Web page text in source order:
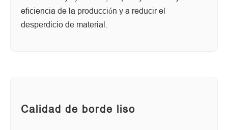
eficiencia de la producción y a reducir el
desperdicio de material.
Calidad de borde liso